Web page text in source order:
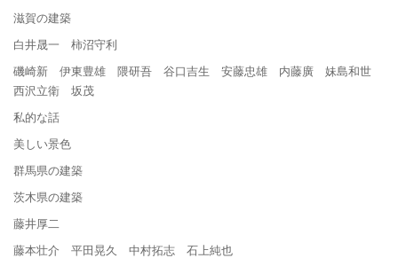
滋賀の建築
白井晟一 柿沼守利
磯崎新 伊東豊雄 隈研吾 谷口吉生 安藤忠雄 内藤廣 妹島和世
西沢立衛 坂茂
私的な話
美しい景色
群馬県の建築
茨木県の建築
藤井厚二
藤本壮介 平田晃久 中村拓志 石上純也